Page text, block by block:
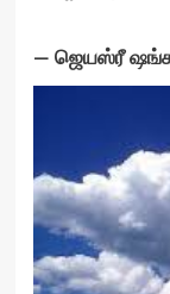
— ஜெயஸ்ரீ